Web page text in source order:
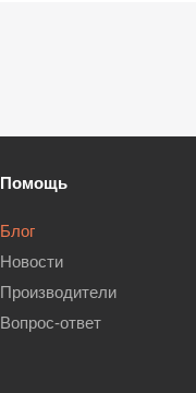
Помощь
Блог
Новости
Производители
Вопрос-ответ